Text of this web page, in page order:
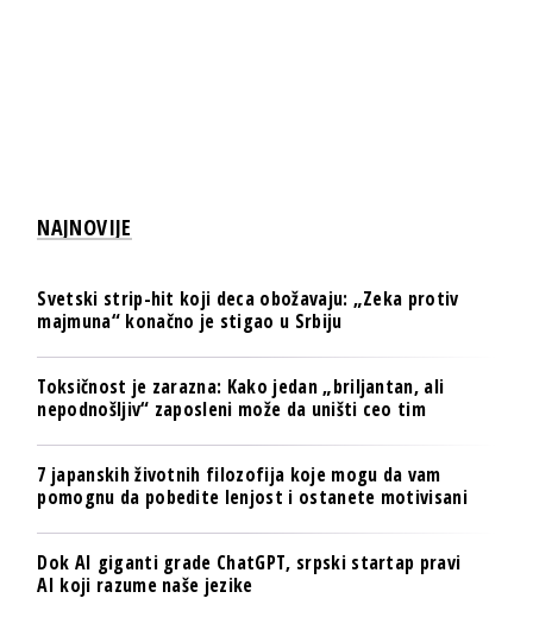
NAJNOVIJE
Svetski strip-hit koji deca obožavaju: „Zeka protiv
majmuna“ konačno je stigao u Srbiju
Toksičnost je zarazna: Kako jedan „briljantan, ali
nepodnošljiv“ zaposleni može da uništi ceo tim
7 japanskih životnih filozofija koje mogu da vam
pomognu da pobedite lenjost i ostanete motivisani
Dok AI giganti grade ChatGPT, srpski startap pravi
AI koji razume naše jezike